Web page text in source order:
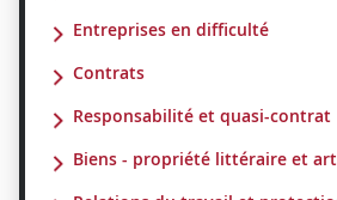
Entreprises en difficulté
Contrats
Responsabilité et quasi-contrat
Biens - propriété littéraire et